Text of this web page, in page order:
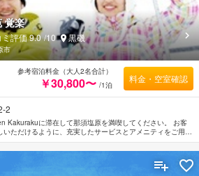
2
Kakurakuに滞在して那須塩原を満喫してください。 お客
ただけるように、充実したサービスとアメニティをご用意
不可欠な全室Wi-Fi無料, バリアフリー設備, ランドリーサー
ピー）などの設備・サービスを完備しています。 お部屋は
無料Wi-Fi , 禁煙/喫煙ポリシー：全室禁煙などの多彩なアメ
在中、より快適にお過ごしいただくためマッサージなどの
覚楽
ミ評価9.0 /10 黒磯
市
参考宿泊料金（大人2名合計）
￥30,800〜 /1泊
料金・空室確認